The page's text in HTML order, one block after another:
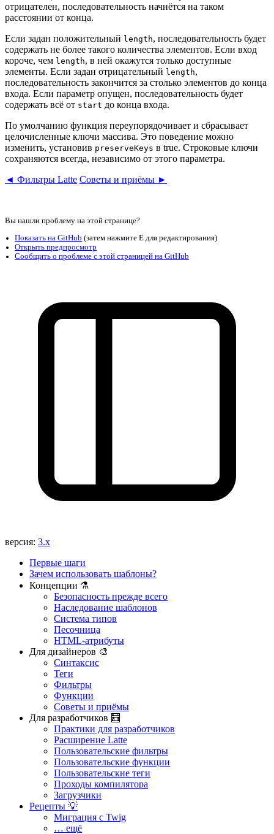
отрицателен, последовательность начнётся на таком
расстоянии от конца.
Если задан положительный length, последовательность будет
содержать не более такого количества элементов. Если вход
короче, чем length, в ней окажутся только доступные
элементы. Если задан отрицательный length,
последовательность закончится за столько элементов до конца
входа. Если параметр опущен, последовательность будет
содержать всё от start до конца входа.
По умолчанию функция переупорядочивает и сбрасывает
целочисленные ключи массива. Это поведение можно
изменить, установив preserveKeys в true. Строковые ключи
сохраняются всегда, независимо от этого параметра.
◄ Фильтры Latte Советы и приёмы ►
Вы нашли проблему на этой странице?
Показать на GitHub(затем нажмите E для редактирования)
Открыть предпросмотр
Сообщить о проблеме с этой страницей на GitHub
версия: 3.x
Первые шаги
Зачем использовать шаблоны?
Концепции ⚗️
Безопасность прежде всего
Наследование шаблонов
Система типов
Песочница
HTML-атрибуты
Для дизайнеров 🎨
Синтаксис
Теги
Фильтры
Функции
Советы и приёмы
Для разработчиков 🧮
Практики для разработчиков
Расширение Latte
Пользовательские фильтры
Пользовательские функции
Пользовательские теги
Проходы компилятора
Загрузчики
Рецепты 💡
Миграция с Twig
… ещё